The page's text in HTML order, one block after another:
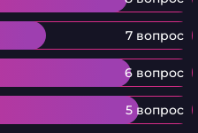
7 вопрос
6 вопрос
5 вопрос